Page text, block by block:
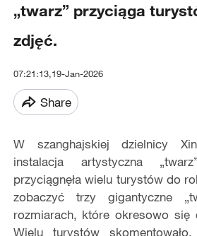
„twarz” przyciąga
zdjęć.
07:21:13,19-Jan-2026
Share
W szanghajskiej dzielnicy
instalacja artystyczna
przyciągnęła wielu turystów do
zobaczyć trzy gigantyczne
rozmiarach, które okresowo się
Wielu turystów